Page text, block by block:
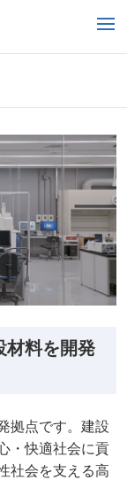
材料を開発
拠点です。建設
・快適社会に貢
社会を支える高